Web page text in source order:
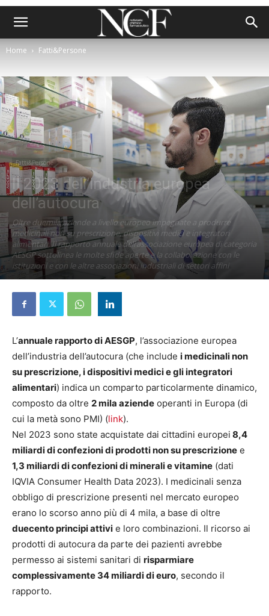
Home Fatti&Persone
Fatti&Persone
Il 2023 dell’industria europea
dell’autocura
Oltre duemila aziende a livello europeo impegnate a produrre
medicinali non su prescrizione, dispositivi medici e integratori
alimentari. Il rapporto annuale dell’associazione europea di categoria
AESGP sottolinea le molte sfide aperte e la collaborazione con le
istituzioni e con le altre associazioni industriali di settori affini
16 Luglio 2024
L’annuale rapporto di AESGP, l’associazione europea
dell’industria dell’autocura (che include i medicinali non
su prescrizione, i dispositivi medici e gli integratori
alimentari) indica un comparto particolarmente dinamico,
composto da oltre 2 mila aziende operanti in Europa (di
cui la metà sono PMI) (link).
Nel 2023 sono state acquistate dai cittadini europei 8,4
miliardi di confezioni di prodotti non su prescrizione e
1,3 miliardi di confezioni di minerali e vitamine (dati
IQVIA Consumer Health Data 2023). I medicinali senza
obbligo di prescrizione presenti nel mercato europeo
erano lo scorso anno più di 4 mila, a base di oltre
duecento principi attivi e loro combinazioni. Il ricorso ai
prodotti di autocura da parte dei pazienti avrebbe
permesso ai sistemi sanitari di risparmiare
complessivamente 34 miliardi di euro, secondo il
rapporto.